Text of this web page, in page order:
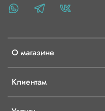
О магазине
Клиентам